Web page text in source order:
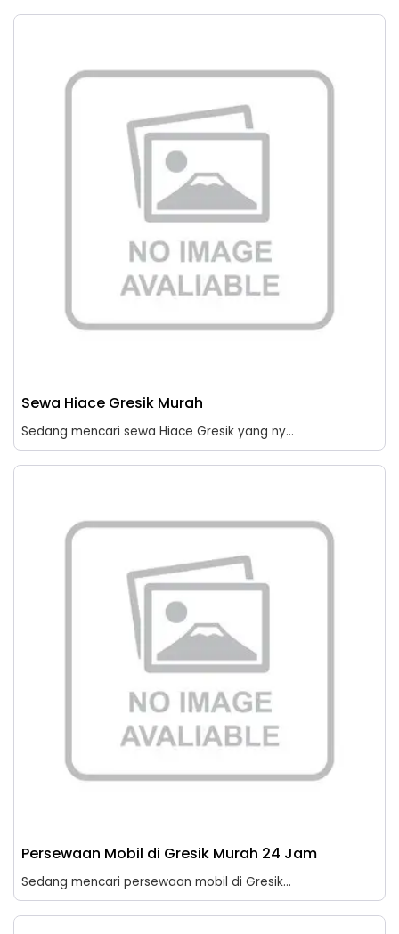
Sewa Hiace Gresik Murah
Sedang mencari sewa Hiace Gresik yang ny...
Persewaan Mobil di Gresik Murah 24 Jam
Sedang mencari persewaan mobil di Gresik...